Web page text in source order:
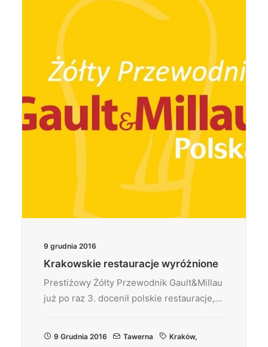
9 grudnia 2016
Krakowskie restauracje wyróżnione
Prestiżowy Żółty Przewodnik Gault&Millau
już po raz 3. docenił polskie restauracje,…
9 Grudnia 2016 Tawerna Kraków,